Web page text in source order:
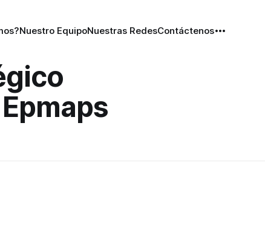
Nuestro EquipoNuestras RedesContáctenos